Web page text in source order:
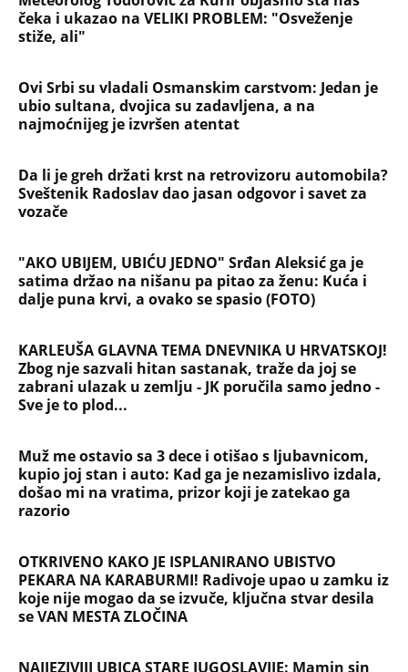
čeka i ukazao na VELIKI PROBLEM: "Osveženje
stiže, ali"
Ovi Srbi su vladali Osmanskim carstvom: Jedan je
ubio sultana, dvojica su zadavljena, a na
najmoćnijeg je izvršen atentat
Da li je greh držati krst na retrovizoru automobila?
Sveštenik Radoslav dao jasan odgovor i savet za
vozače
"AKO UBIJEM, UBIĆU JEDNO" Srđan Aleksić ga je
satima držao na nišanu pa pitao za ženu: Kuća i
dalje puna krvi, a ovako se spasio (FOTO)
KARLEUŠA GLAVNA TEMA DNEVNIKA U HRVATSKOJ!
Zbog nje sazvali hitan sastanak, traže da joj se
zabrani ulazak u zemlju - JK poručila samo jedno -
Sve je to plod...
Muž me ostavio sa 3 dece i otišao s ljubavnicom,
kupio joj stan i auto: Kad ga je nezamislivo izdala,
došao mi na vratima, prizor koji je zatekao ga
razorio
OTKRIVENO KAKO JE ISPLANIRANO UBISTVO
PEKARA NA KARABURMI! Radivoje upao u zamku iz
koje nije mogao da se izvuče, ključna stvar desila
se VAN MESTA ZLOČINA
NAJJEZIVIJI UBICA STARE JUGOSLAVIJE: Mamin sin